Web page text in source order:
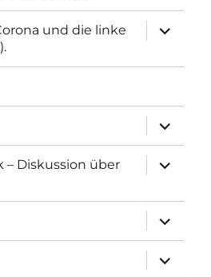
und die linke
anzeigen
anzeigen
– Diskussion über
anzeigen
anzeigen
anzeigen